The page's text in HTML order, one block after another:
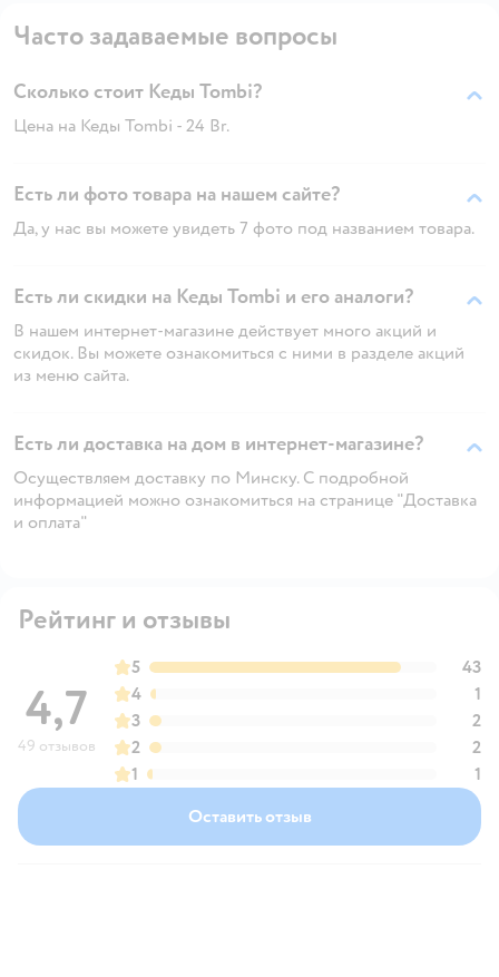
Часто задаваемые вопросы
Сколько стоит Кеды Tombi?
Цена на Кеды Tombi - 24 Br.
Есть ли фото товара на нашем сайте?
Да, у нас вы можете увидеть 7 фото под названием товара.
Есть ли скидки на Кеды Tombi и его аналоги?
В нашем интернет-магазине действует много акций и
скидок. Вы можете ознакомиться с ними в разделе акций
из меню сайта.
Есть ли доставка на дом в интернет-магазине?
Осуществляем доставку по Минску. С подробной
информацией можно ознакомиться на странице "Доставка
и оплата"
Рейтинг и отзывы
4,7
49 отзывов
5
43
4
1
3
2
2
2
1
1
Оставить отзыв